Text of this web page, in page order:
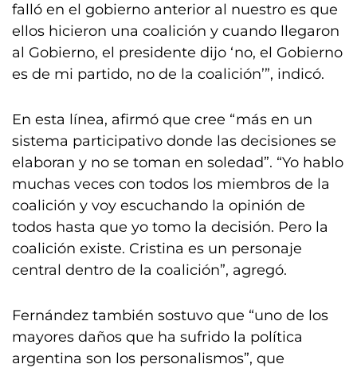
falló en el gobierno anterior al nuestro es que
ellos hicieron una coalición y cuando llegaron
al Gobierno, el presidente dijo ‘no, el Gobierno
es de mi partido, no de la coalición’”, indicó.
En esta línea, afirmó que cree “más en un
sistema participativo donde las decisiones se
elaboran y no se toman en soledad”. “Yo hablo
muchas veces con todos los miembros de la
coalición y voy escuchando la opinión de
todos hasta que yo tomo la decisión. Pero la
coalición existe. Cristina es un personaje
central dentro de la coalición”, agregó.
Fernández también sostuvo que “uno de los
mayores daños que ha sufrido la política
argentina son los personalismos”, que